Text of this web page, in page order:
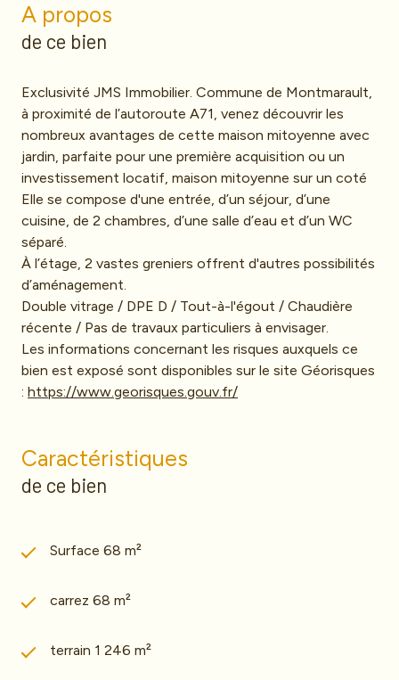
A propos
de ce bien
Exclusivité JMS Immobilier. Commune de Montmarault,
à proximité de l’autoroute A71, venez découvrir les
nombreux avantages de cette maison mitoyenne avec
jardin, parfaite pour une première acquisition ou un
investissement locatif, maison mitoyenne sur un coté
Elle se compose d'une entrée, d’un séjour, d’une
cuisine, de 2 chambres, d’une salle d’eau et d’un WC
séparé.
À l’étage, 2 vastes greniers offrent d'autres possibilités
d’aménagement.
Double vitrage / DPE D / Tout-à-l'égout / Chaudière
récente / Pas de travaux particuliers à envisager.
Les informations concernant les risques auxquels ce
bien est exposé sont disponibles sur le site Géorisques
: https://www.georisques.gouv.fr/
Caractéristiques
de ce bien
Surface 68 m²
carrez 68 m²
terrain 1 246 m²